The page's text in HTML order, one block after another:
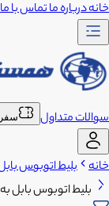
خانهدرباره ماتماس با
سوالات متداول
خانه بلیط اتوبوس
بلیط اتوبوس بابل به